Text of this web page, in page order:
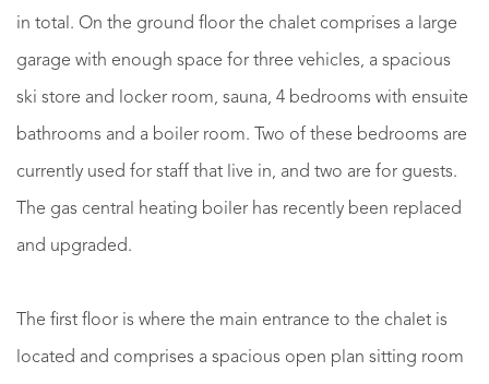
in total. On the ground floor the chalet comprises a large
garage with enough space for three vehicles, a spacious
ski store and locker room, sauna, 4 bedrooms with ensuite
bathrooms and a boiler room. Two of these bedrooms are
currently used for staff that live in, and two are for guests.
The gas central heating boiler has recently been replaced
and upgraded.
The first floor is where the main entrance to the chalet is
located and comprises a spacious open plan sitting room